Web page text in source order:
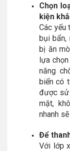
Chọn
kiện
Các yếu
bụi bẩn,
bị ăn
lựa
năng
biển có
được
mặt,
nhanh
Để
Với lớp